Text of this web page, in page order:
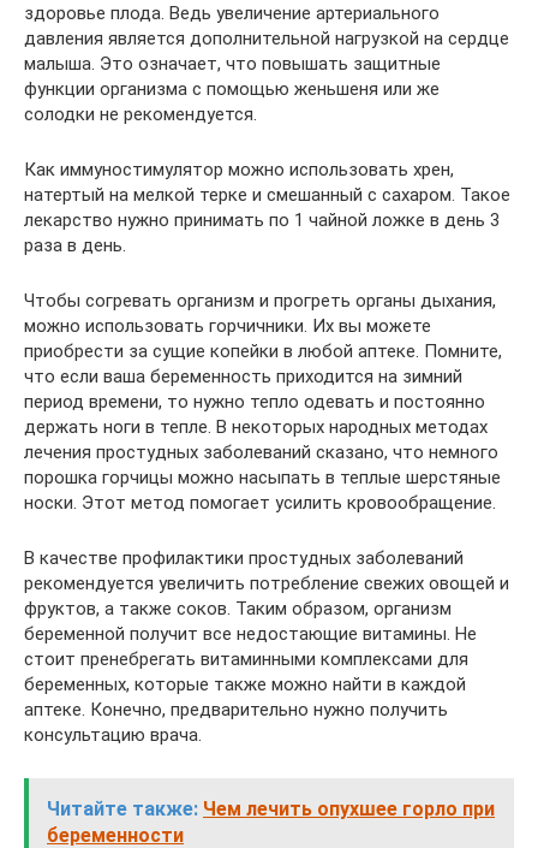
здоровье плода. Ведь увеличение артериального
давления является дополнительной нагрузкой на сердце
малыша. Это означает, что повышать защитные
функции организма с помощью женьшеня или же
солодки не рекомендуется.
Как иммуностимулятор можно использовать хрен,
натертый на мелкой терке и смешанный с сахаром. Такое
лекарство нужно принимать по 1 чайной ложке в день 3
раза в день.
Чтобы согревать организм и прогреть органы дыхания,
можно использовать горчичники. Их вы можете
приобрести за сущие копейки в любой аптеке. Помните,
что если ваша беременность приходится на зимний
период времени, то нужно тепло одевать и постоянно
держать ноги в тепле. В некоторых народных методах
лечения простудных заболеваний сказано, что немного
порошка горчицы можно насыпать в теплые шерстяные
носки. Этот метод помогает усилить кровообращение.
В качестве профилактики простудных заболеваний
рекомендуется увеличить потребление свежих овощей и
фруктов, а также соков. Таким образом, организм
беременной получит все недостающие витамины. Не
стоит пренебрегать витаминными комплексами для
беременных, которые также можно найти в каждой
аптеке. Конечно, предварительно нужно получить
консультацию врача.
Читайте также: Чем лечить опухшее горло при
беременности